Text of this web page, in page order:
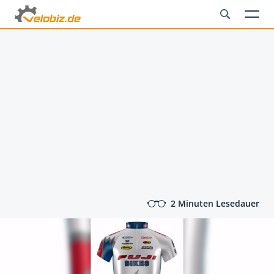
2 Minuten Lesedauer